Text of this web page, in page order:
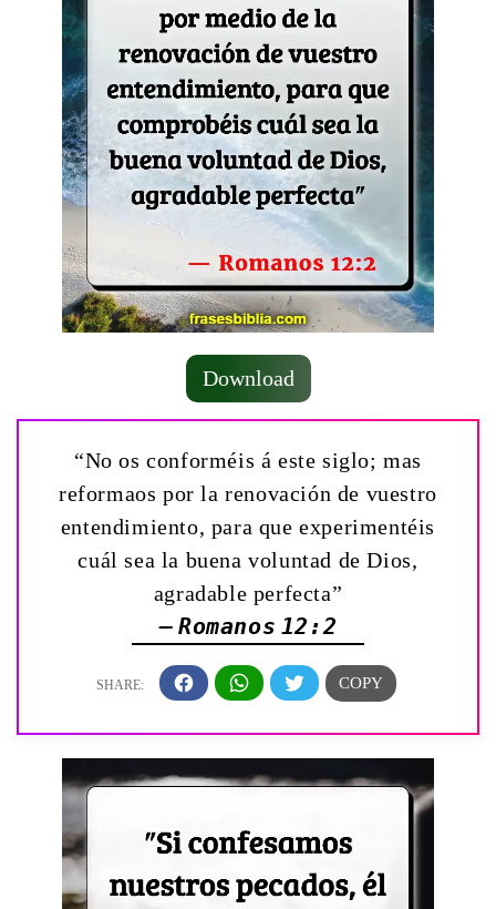
Download
“No os conforméis á este siglo; mas
reformaos por la renovación de vuestro
entendimiento, para que experimentéis
cuál sea la buena voluntad de Dios,
agradable perfecta”
— Romanos 12:2